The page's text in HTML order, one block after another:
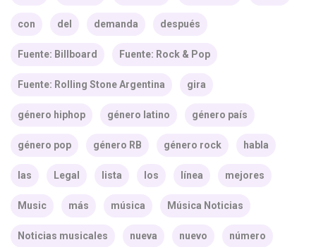
con del demanda después
Fuente: Billboard Fuente: Rock & Pop
Fuente: Rolling Stone Argentina gira
género hiphop género latino género país
género pop género RB género rock habla
las Legal lista los línea mejores
Music más música Música Noticias
Noticias musicales nueva nuevo número